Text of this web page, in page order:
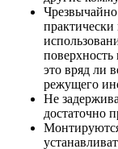
поверхность
это вряд ли
режущего
Не
достаточно